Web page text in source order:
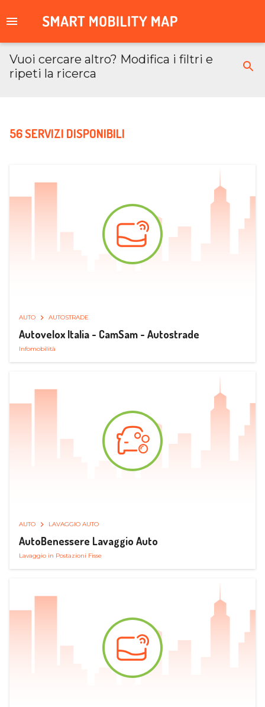
Vuoi cercare altro? Modifica i filtri e
ripeti la ricerca
56 SERVIZI DISPONIBILI
AUTO AUTOSTRADE
Autovelox Italia - CamSam - Autostrade
Infomobilità
AUTO LAVAGGIO AUTO
AutoBenessere Lavaggio Auto
Lavaggio in Postazioni Fisse